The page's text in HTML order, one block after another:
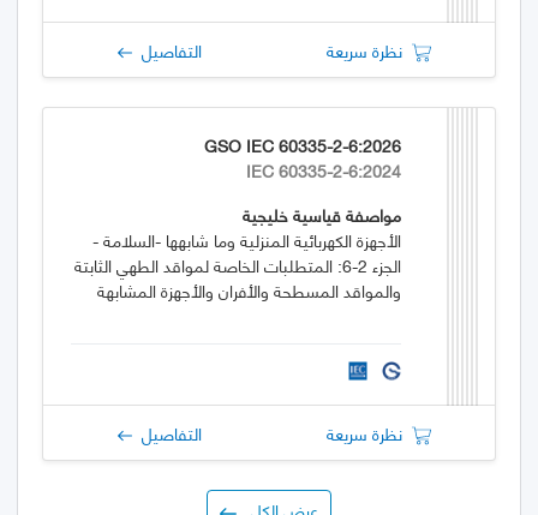
نظرة سريعة التفاصيل
GSO IEC 60335-2-6:2026
IEC 60335-2-6:2024
مواصفة قياسية خليجية
الأجهزة الكهربائية المنزلية وما شابهها -السلامة -
الجزء 2-6: المتطلبات الخاصة لمواقد الطهي الثابتة
والمواقد المسطحة والأفران والأجهزة المشابهة
نظرة سريعة التفاصيل